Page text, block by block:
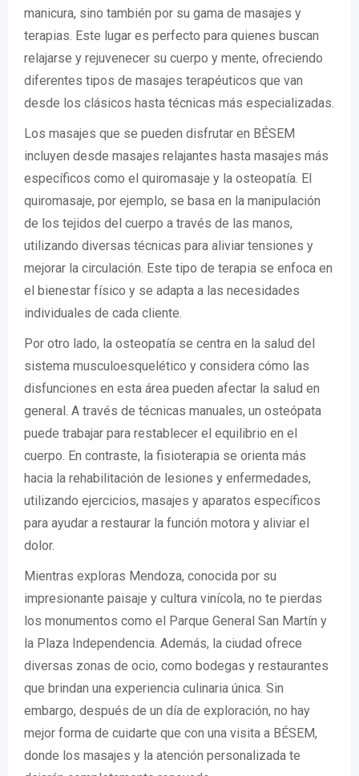
manicura, sino también por su gama de masajes y
terapias. Este lugar es perfecto para quienes buscan
relajarse y rejuvenecer su cuerpo y mente, ofreciendo
diferentes tipos de masajes terapéuticos que van
desde los clásicos hasta técnicas más especializadas.
Los masajes que se pueden disfrutar en BÉSEM
incluyen desde masajes relajantes hasta masajes más
específicos como el quiromasaje y la osteopatía. El
quiromasaje, por ejemplo, se basa en la manipulación
de los tejidos del cuerpo a través de las manos,
utilizando diversas técnicas para aliviar tensiones y
mejorar la circulación. Este tipo de terapia se enfoca en
el bienestar físico y se adapta a las necesidades
individuales de cada cliente.
Por otro lado, la osteopatía se centra en la salud del
sistema musculoesquelético y considera cómo las
disfunciones en esta área pueden afectar la salud en
general. A través de técnicas manuales, un osteópata
puede trabajar para restablecer el equilibrio en el
cuerpo. En contraste, la fisioterapia se orienta más
hacia la rehabilitación de lesiones y enfermedades,
utilizando ejercicios, masajes y aparatos específicos
para ayudar a restaurar la función motora y aliviar el
dolor.
Mientras exploras Mendoza, conocida por su
impresionante paisaje y cultura vinícola, no te pierdas
los monumentos como el Parque General San Martín y
la Plaza Independencia. Además, la ciudad ofrece
diversas zonas de ocio, como bodegas y restaurantes
que brindan una experiencia culinaria única. Sin
embargo, después de un día de exploración, no hay
mejor forma de cuidarte que con una visita a BÉSEM,
donde los masajes y la atención personalizada te